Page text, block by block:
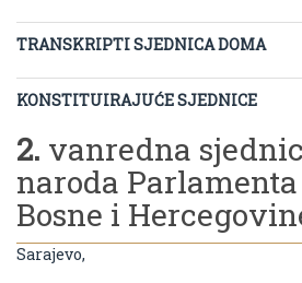
TRANSKRIPTI SJEDNICA DOMA
KONSTITUIRAJUĆE SJEDNICE
2. vanredna
naroda
Bosne i
Sarajevo,